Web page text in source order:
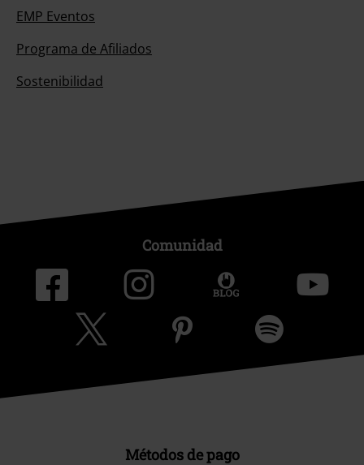
EMP Eventos
Programa de Afiliados
Sostenibilidad
Comunidad
Métodos de pago